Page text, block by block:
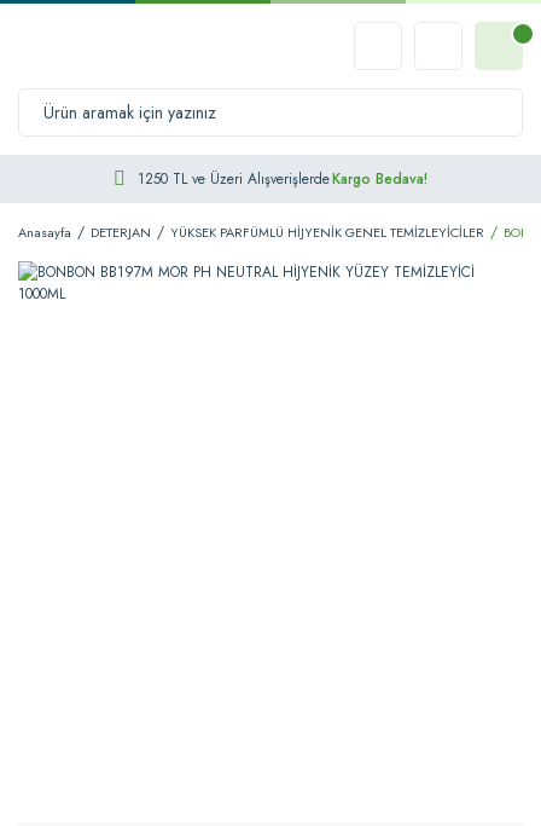
1250 TL ve Üzeri AlışverişlerdeKargo Bedava!
Anasayfa DETERJAN YÜKSEK PARFÜMLÜ HİJYENİK GENEL TEMİZLEYİCİLER